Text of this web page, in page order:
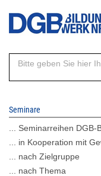
Direkt
Inhalt
Seminare
... Seminarreihen
... in Kooperation mit
... nach Zielgruppe
... nach Thema